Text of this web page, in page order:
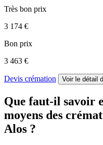
Très bon prix
3 174 €
Bon prix
3 463 €
Devis crémation Voir le détail
Que faut-il savoir
moyens des
Alos ?